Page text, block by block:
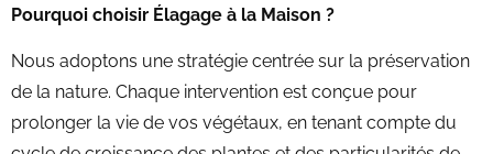
Pourquoi choisir Élagage à la Maison ?
Nous adoptons une stratégie centrée sur la préservation
de la nature. Chaque intervention est conçue pour
prolonger la vie de vos végétaux, en tenant compte du